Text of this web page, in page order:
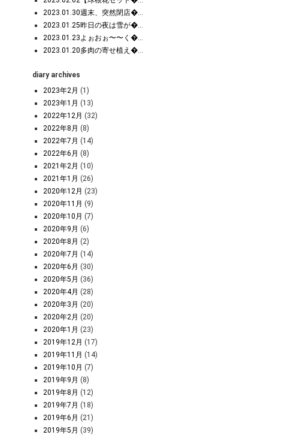
2023.01.30週末、突然閉店�...
2023.01.25昨日の夜は雪が�...
2023.01.23よぉおぉ〜〜く�...
2023.01.20多肉の寄せ植え�...
diary archives
2023年2月 (1)
2023年1月 (13)
2022年12月 (32)
2022年8月 (8)
2022年7月 (14)
2022年6月 (8)
2021年2月 (10)
2021年1月 (26)
2020年12月 (23)
2020年11月 (9)
2020年10月 (7)
2020年9月 (6)
2020年8月 (2)
2020年7月 (14)
2020年6月 (30)
2020年5月 (36)
2020年4月 (28)
2020年3月 (20)
2020年2月 (20)
2020年1月 (23)
2019年12月 (17)
2019年11月 (14)
2019年10月 (7)
2019年9月 (8)
2019年8月 (12)
2019年7月 (18)
2019年6月 (21)
2019年5月 (39)